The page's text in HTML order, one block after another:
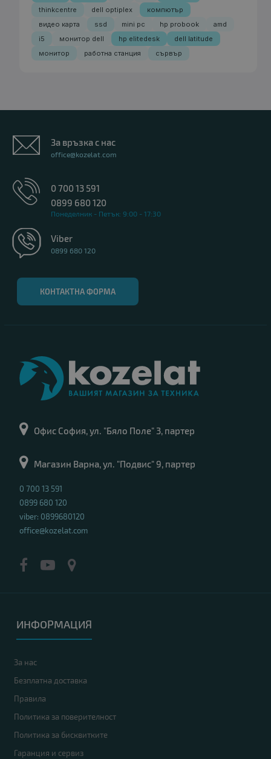
thinkcentre
dell optiplex
компютър
видео карта
ssd mini pc hp probook
amd
i5
монитор dell hp elitedesk
dell latitude
монитор
работна станция сървър
За връзка с нас
office@kozelat.com
0 700 13 591
0899 680 120
Понеделник - Петък: 9:00 - 17:30
Viber
0899 680 120
КОНТАКТНА ФОРМА
Офис София, ул. "Бяло Поле" 3, партер
Магазин Варна, ул. "Подвис" 9, партер
0 700 13 591
0899 680 120
viber: 0899680120
office@kozelat.com
ИНФОРМАЦИЯ
За нас
Безплатна доставка
Правила
Политика за поверителност
Политика за бисквитките
Гаранция и сервиз